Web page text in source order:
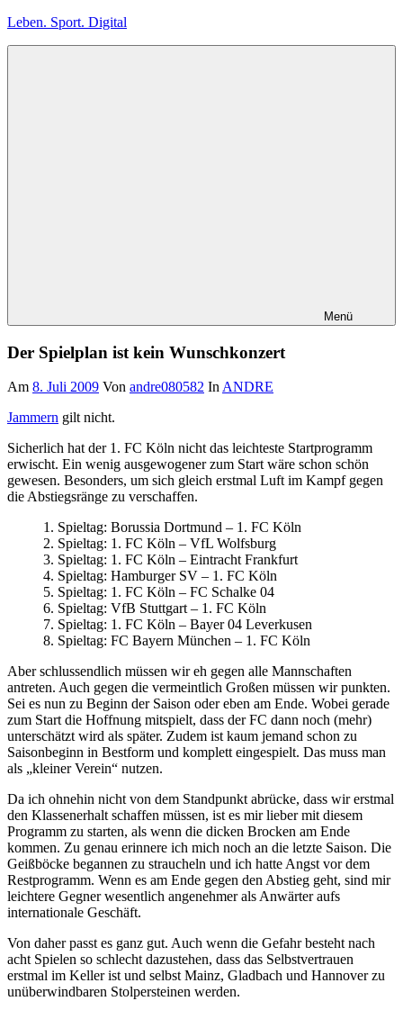
Zum
Leben. Sport. Digital
Menü
Der Spielplan ist kein Wunschkonzert
Am 8. Juli 2009 Von andre080582 InANDRE
Jammern gilt nicht.
Sicherlich hat der 1. FC Köln nicht das leichteste Startprogramm
erwischt. Ein wenig ausgewogener zum Start wäre schon schön
gewesen. Besonders, um sich gleich erstmal Luft im Kampf gegen
die Abstiegsränge zu verschaffen.
1. Spieltag: Borussia Dortmund – 1. FC Köln
2. Spieltag: 1. FC Köln – VfL Wolfsburg
3. Spieltag: 1. FC Köln – Eintracht Frankfurt
4. Spieltag: Hamburger SV – 1. FC Köln
5. Spieltag: 1. FC Köln – FC Schalke 04
6. Spieltag: VfB Stuttgart – 1. FC Köln
7. Spieltag: 1. FC Köln – Bayer 04 Leverkusen
8. Spieltag: FC Bayern München – 1. FC Köln
Aber schlussendlich müssen wir eh gegen alle Mannschaften
antreten. Auch gegen die vermeintlich Großen müssen wir punkten.
Sei es nun zu Beginn der Saison oder eben am Ende. Wobei gerade
zum Start die Hoffnung mitspielt, dass der FC dann noch (mehr)
unterschätzt wird als später. Zudem ist kaum jemand schon zu
Saisonbeginn in Bestform und komplett eingespielt. Das muss man
als „kleiner Verein“ nutzen.
Da ich ohnehin nicht von dem Standpunkt abrücke, dass wir erstmal
den Klassenerhalt schaffen müssen, ist es mir lieber mit diesem
Programm zu starten, als wenn die dicken Brocken am Ende
kommen. Zu genau erinnere ich mich noch an die letzte Saison. Die
Geißböcke begannen zu straucheln und ich hatte Angst vor dem
Restprogramm. Wenn es am Ende gegen den Abstieg geht, sind mir
leichtere Gegner wesentlich angenehmer als Anwärter aufs
internationale Geschäft.
Von daher passt es ganz gut. Auch wenn die Gefahr besteht nach
acht Spielen so schlecht dazustehen, dass das Selbstvertrauen
erstmal im Keller ist und selbst Mainz, Gladbach und Hannover zu
unüberwindbaren Stolpersteinen werden.